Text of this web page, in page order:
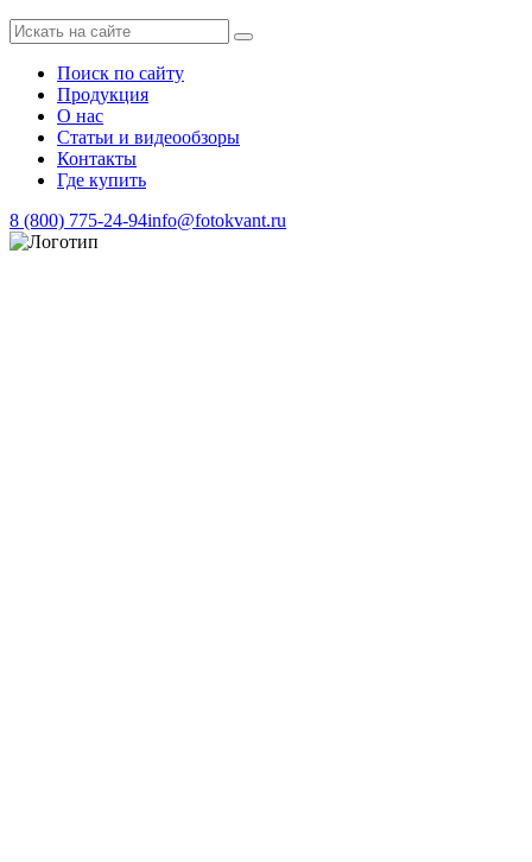
Поиск по сайту
Продукция
О нас
Статьи и видеообзоры
Контакты
Где купить
8 (800) 775-24-94info@fotokvant.ru